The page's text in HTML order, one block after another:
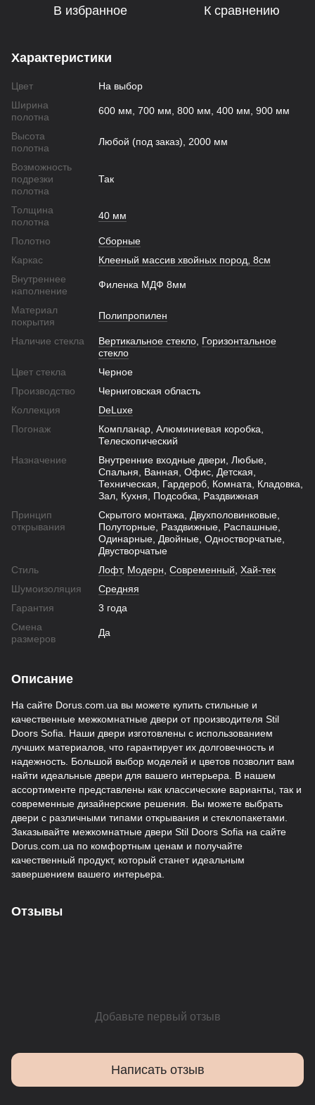
В избранное К сравнению
Характеристики
Цвет
На выбор
Ширина
полотна
600 мм, 700 мм, 800 мм, 400 мм, 900 мм
Высота
полотна
Любой (под заказ), 2000 мм
Возможность
подрезки
полотна
Так
Толщина
полотна
40 мм
Полотно
Сборные
Каркас
Клееный массив хвойных пород, 8см
Внутреннее
наполнение
Филенка МДФ 8мм
Материал
покрытия
Полипропилен
Наличие стекла Вертикальное стекло Горизонтальное
стекло
Цвет стекла
Черное
Производство
Черниговская область
Коллекция
DeLuxe
Погонаж
Компланар, Алюминиевая коробка,
Телескопический
Назначение
Внутренние входные двери, Любые,
Спальня, Ванная, Офис, Детская,
Техническая, Гардероб, Комната, Кладовка,
Зал, Кухня, Подсобка, Раздвижная
Принцип
открывания
Скрытого монтажа, Двухполовинковые,
Полуторные, Раздвижные, Распашные,
Одинарные, Двойные, Одностворчатые,
Двустворчатые
Стиль
Лофт, Модерн Современный Хай-тек
Шумоизоляция
Средняя
Гарантия
3 года
Смена
размеров
Да
Описание
На сайте Dorus.com.ua вы можете купить стильные и
качественные межкомнатные двери от производителя Stil
Doors Sofia. Наши двери изготовлены с использованием
лучших материалов, что гарантирует их долговечность и
надежность. Большой выбор моделей и цветов позволит вам
найти идеальные двери для вашего интерьера. В нашем
ассортименте представлены как классические варианты, так и
современные дизайнерские решения. Вы можете выбрать
двери с различными типами открывания и стеклопакетами.
Заказывайте межкомнатные двери Stil Doors Sofia на сайте
Dorus.com.ua по комфортным ценам и получайте
качественный продукт, который станет идеальным
завершением вашего интерьера.
Отзывы
Добавьте первый отзыв
Написать отзыв